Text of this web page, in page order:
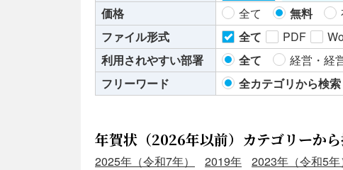
価格
全て 無料
ファイル形式
全て PDF
利用されやすい部署
全て 経営・経
フリーワード
全カテゴリから検索
年賀状（2026年以前）カテゴリーか
2025年（令和7年） 2019年 2023年（令和5年